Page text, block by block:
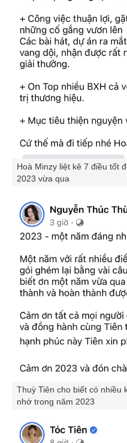
Hoà Minzy liệt kê 7 điều tốt
2023 vừa qua
Thuỳ Tiên cho biết có nhiều
nhớ trong năm 2023